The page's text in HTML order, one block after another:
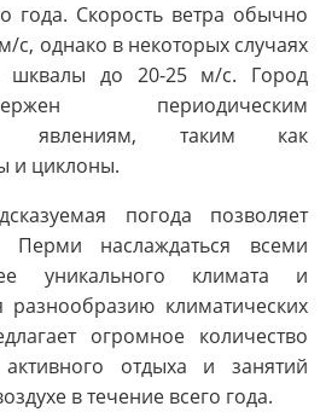
года. Скорость ветра обычно
с, однако в некоторых случаях
шквалы до 20-25 м/с. Город
периодическим
явлениям, таким как
и циклоны.
погода позволяет
наслаждаться всеми
уникального климата и
разнообразию климатических
огромное количество
отдыха и занятий
в течение всего года.